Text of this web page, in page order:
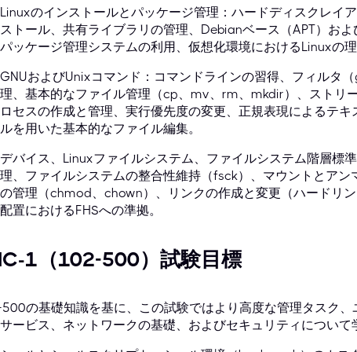
Linuxのインストールとパッケージ管理：ハードディスクレイ
ストール、共有ライブラリの管理、Debianベース（APT）お
パッケージ管理システムの利用、仮想化環境におけるLinuxの理
GNUおよびUnixコマンド：コマンドラインの習得、フィルタ
理、基本的なファイル管理（cp、mv、rm、mkdir）、ストリ
ロセスの作成と管理、実行優先度の変更、正規表現によるテ
ルを用いた基本的なファイル編集。
デバイス、Linuxファイルシステム、ファイルシステム階層標
理、ファイルシステムの整合性維持（fsck）、マウントとア
の管理（chmod、chown）、リンクの作成と変更（ハードリ
配置におけるFHSへの準拠。
1（102-500）試験目標
の基礎知識を基に、この試験ではより高度な管理タスク
ービス、ネットワークの基礎、およびセキュリティについて